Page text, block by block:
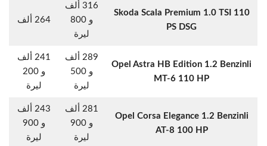
Skoda Scala Premium 1.0 TSI 110
PS DSG
316 ألف
و 800
ليرة
264 ألف
Opel Astra HB Edition 1.2 Benzinli
MT-6 110 HP
289 ألف
و 500
ليرة
241 ألف
و 200
ليرة
Opel Corsa Elegance 1.2 Benzinli
AT-8 100 HP
281 ألف
و 900
ليرة
243 ألف
و 900
ليرة